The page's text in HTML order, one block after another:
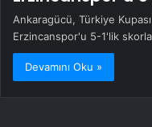
Ankaragücü, Türkiye
Erzincanspor'u 5-1'lik
Devamını Oku »